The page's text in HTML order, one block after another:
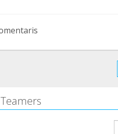
Teamers